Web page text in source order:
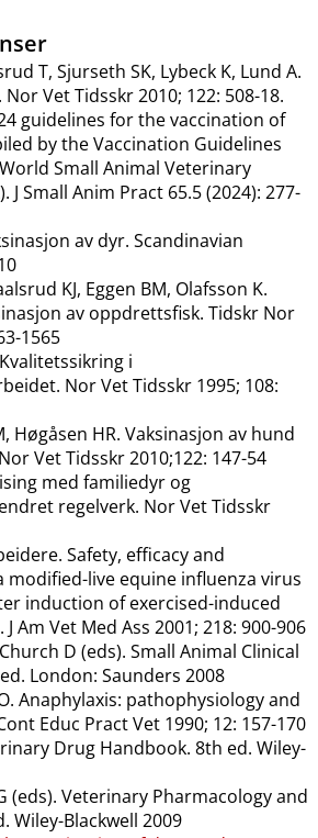
T, Sjurseth SK, Lybeck K, Lund A.
Vet Tidsskr 2010; 122: 508-18.
guidelines for the vaccination of
by the Vaccination Guidelines
Small Animal Veterinary
J Small Anim Pract 65.5 (2024): 277-
av dyr. Scandinavian
KJ, Eggen BM, Olafsson K.
av oppdrettsfisk. Tidskr Nor
1565
i
Nor Vet Tidsskr 1995; 108:
Høgåsen HR. Vaksinasjon av hund
Vet Tidsskr 2010;122: 147-54
med familiedyr og
regelverk. Nor Vet Tidsskr
Safety, efficacy and
modified-live equine influenza virus
induction of exercised-induced
Am Vet Med Ass 2001; 218: 900-906
D (eds). Small Animal Clinical
London: Saunders 2008
Anaphylaxis: pathophysiology and
Educ Pract Vet 1990; 12: 157-170
Drug Handbook. 8th ed. Wiley-
(eds). Veterinary Pharmacology and
Wiley-Blackwell 2009